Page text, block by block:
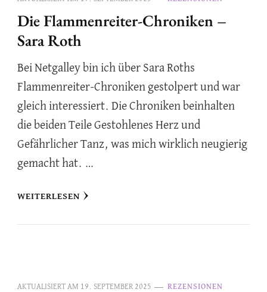
Die Flammenreiter-Chroniken –
Sara Roth
Bei Netgalley bin ich über Sara Roths
Flammenreiter-Chroniken gestolpert und war
gleich interessiert. Die Chroniken beinhalten
die beiden Teile Gestohlenes Herz und
Gefährlicher Tanz, was mich wirklich neugierig
gemacht hat. …
WEITERLESEN
AKTUALISIERT AM 19. SEPTEMBER 2025 REZENSIONEN